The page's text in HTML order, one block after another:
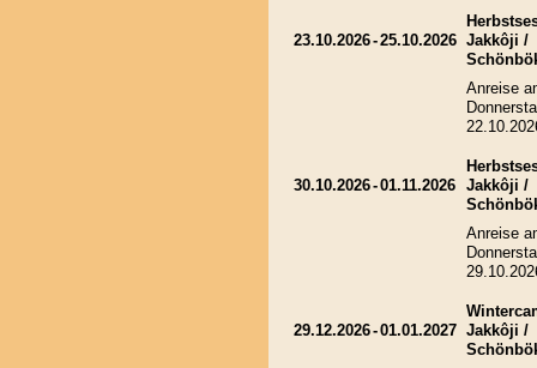
23.10.2026-25.10.2026 Jakkôji /
Anreise
30.10.2026-01.11.2026 Jakkôji /
Anreise
29.12.2026-01.01.2027 Jakkôji /